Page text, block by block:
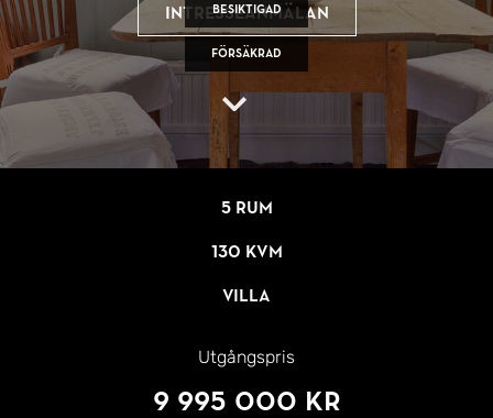
Besiktigad
Försäkrad
Intresseanmälan
5 rum
130 kvm
Villa
Utgångspris
9 995 000 kr